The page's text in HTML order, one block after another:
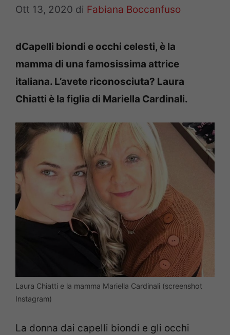
Ott 13, 2020 di Fabiana Boccanfuso
dCapelli biondi e occhi celesti, è la
mamma di una famosissima attrice
italiana. L’avete riconosciuta? Laura
Chiatti è la figlia di Mariella Cardinali.
Laura Chiatti e la mamma Mariella Cardinali (screenshot
Instagram)
La donna dai capelli biondi e gli occhi